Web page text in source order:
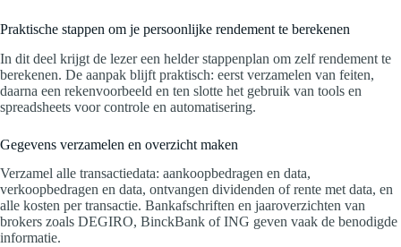
Praktische stappen om je persoonlijke rendement te berekenen
In dit deel krijgt de lezer een helder stappenplan om zelf rendement te
berekenen. De aanpak blijft praktisch: eerst verzamelen van feiten,
daarna een rekenvoorbeeld en ten slotte het gebruik van tools en
spreadsheets voor controle en automatisering.
Gegevens verzamelen en overzicht maken
Verzamel alle transactiedata: aankoopbedragen en data,
verkoopbedragen en data, ontvangen dividenden of rente met data, en
alle kosten per transactie. Bankafschriften en jaaroverzichten van
brokers zoals DEGIRO, BinckBank of ING geven vaak de benodigde
informatie.